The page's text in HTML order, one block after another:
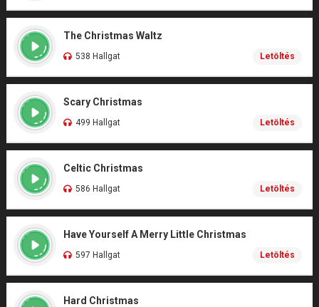
The Christmas Waltz
538 Hallgat Letöltés
Scary Christmas
499 Hallgat Letöltés
Celtic Christmas
586 Hallgat Letöltés
Have Yourself A Merry Little Christmas
597 Hallgat Letöltés
Hard Christmas